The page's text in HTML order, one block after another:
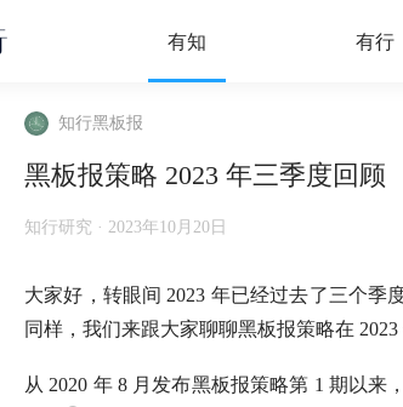
有知 有行
知行黑板报
黑板报策略 2023 年三季度回顾
知行研究 · 2023年10月20日
大家好，转眼间 2023 年已经过去了三个
同样，我们来跟大家聊聊黑板报策略在 2023
从 2020 年 8 月发布黑板报策略第 1 期以